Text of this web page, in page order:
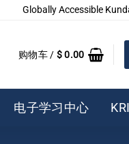
Globally Accessible
购物车 / $0.00
电子学习中心 KRI